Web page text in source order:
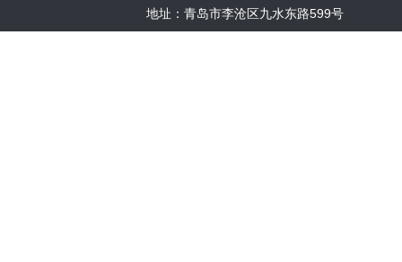
地址：青岛市李沧区九水东路599号